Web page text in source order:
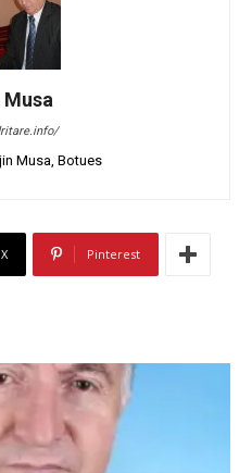
Musa
Musa, Botues
X Pinterest